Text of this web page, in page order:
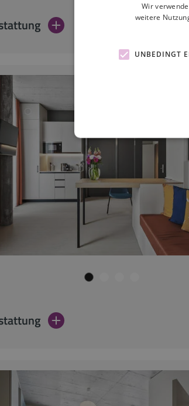
Wir
weitere
UNBEDINGT